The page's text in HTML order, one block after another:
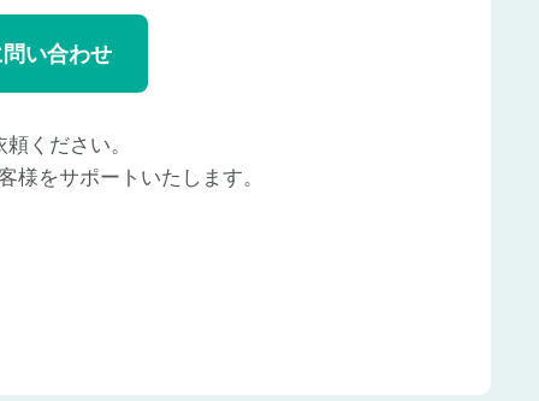
い合わせ
ください。
をサポートいたします。